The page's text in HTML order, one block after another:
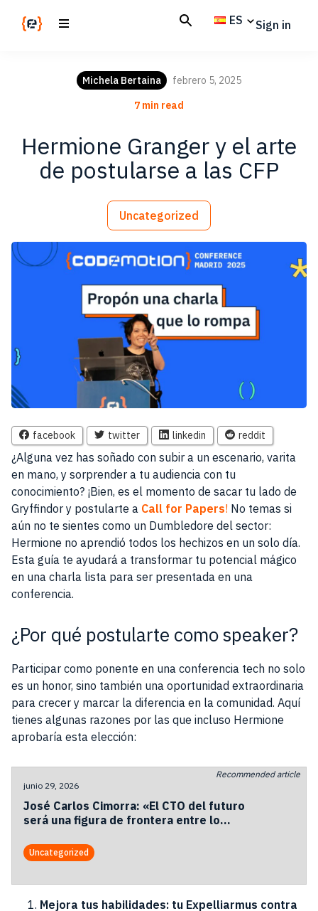
Magazine
ES Sign in
Michela Bertaina
febrero 5, 2025
7 min read
Hermione Granger y el arte
de postularse a las CFP
Uncategorized
facebook twitter linkedin reddit
¿Alguna vez has soñado con subir a un escenario, varita
en mano, y sorprender a tu audiencia con tu
conocimiento? ¡Bien, es el momento de sacar tu lado de
Gryffindor y postularte a Call for Papers! No temas si
aún no te sientes como un Dumbledore del sector:
Hermione no aprendió todos los hechizos en un solo día.
Esta guía te ayudará a transformar tu potencial mágico
en una charla lista para ser presentada en una
conferencia.
¿Por qué postularte como speaker?
Participar como ponente en una conferencia tech no solo
es un honor, sino también una oportunidad extraordinaria
para crecer y marcar la diferencia en la comunidad. Aquí
tienes algunas razones por las que incluso Hermione
aprobaría esta elección:
Recommended article
junio 29, 2026
José Carlos Cimorra: «El CTO del futuro
será una figura de frontera entre lo
Uncategorized
Mejora tus habilidades: tu Expelliarmus contra